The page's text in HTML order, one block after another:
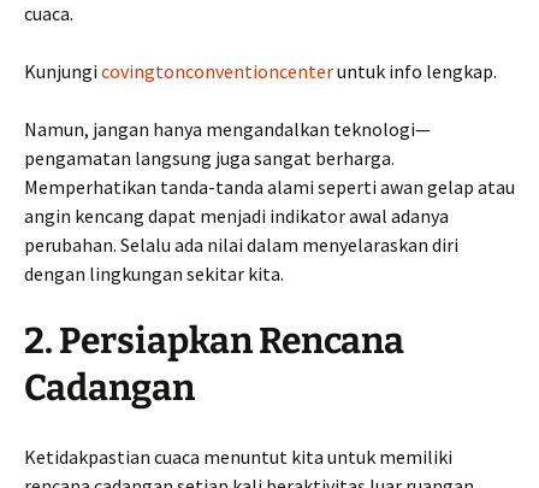
cuaca.
Kunjungi covingtonconventioncenteruntuk info lengkap.
Namun, jangan hanya mengandalkan teknologi—
pengamatan langsung juga sangat berharga.
Memperhatikan tanda-tanda alami seperti awan gelap atau
angin kencang dapat menjadi indikator awal adanya
perubahan. Selalu ada nilai dalam menyelaraskan diri
dengan lingkungan sekitar kita.
2. Persiapkan Rencana
Cadangan
Ketidakpastian cuaca menuntut kita untuk memiliki